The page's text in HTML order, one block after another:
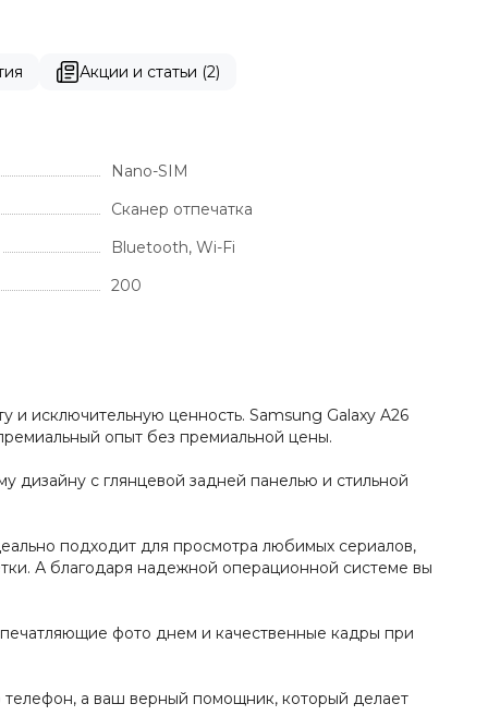
Акции и статьи (2)
Nano-SIM
Сканер отпечатка
Bluetooth, Wi-Fi
200
и исключительную ценность. Samsung Galaxy A26
опыт без премиальной цены.
дизайну с глянцевой задней панелью и стильной
подходит для просмотра любимых сериалов,
А благодаря надежной операционной системе вы
фото днем и качественные кадры при
телефон, а ваш верный помощник, который делает